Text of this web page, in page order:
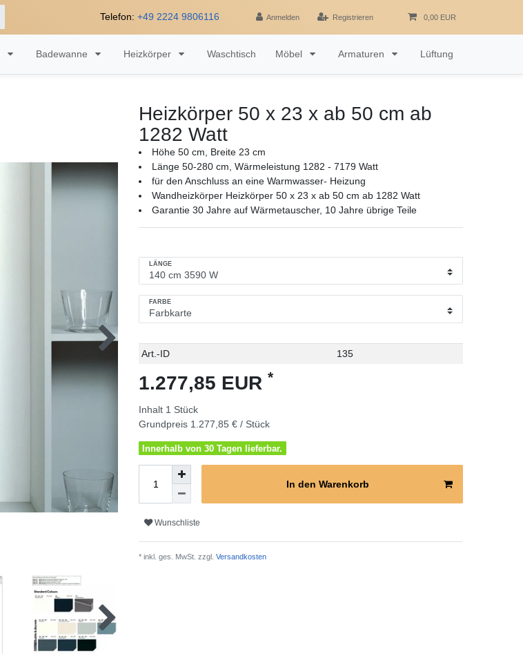
Telefon: +49 2224 9806116 Anmelden Registrieren 0,00 EUR
Badewanne Heizkörper Waschtisch Möbel Armaturen Lüftung
Heizkörper 50 x 23 x ab 50 cm ab
1282 Watt
Höhe 50 cm, Breite 23 cm
Länge 50-280 cm, Wärmeleistung 1282 - 7179 Watt
für den Anschluss an eine Warmwasser- Heizung
Wandheizkörper Heizkörper 50 x 23 x ab 50 cm ab 1282 Watt
Garantie 30 Jahre auf Wärmetauscher, 10 Jahre übrige Teile
LÄNGE
FARBE
Technisches
Wert
Art.-ID 135
1.277,85 EUR *
Inhalt 1 Stück
Grundpreis 1.277,85 € / Stück
Innerhalb von 30 Tagen lieferbar.
In den Warenkorb
Wunschliste
* inkl. ges. MwSt. zzgl. Versandkosten